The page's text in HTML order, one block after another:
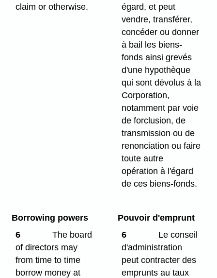
claim or otherwise.
égard, et peut
vendre, transférer,
concéder ou donner
à bail les biens-
fonds ainsi grevés
d'une hypothèque
qui sont dévolus à la
Corporation,
notamment par voie
de forclusion, de
transmission ou de
renonciation ou faire
toute autre
opération à l'égard
de ces biens-fonds.
Borrowing powers
6
The board
of directors may
from time to time
borrow money at
Pouvoir d'emprunt
6
Le conseil
d'administration
peut contracter des
emprunts au taux